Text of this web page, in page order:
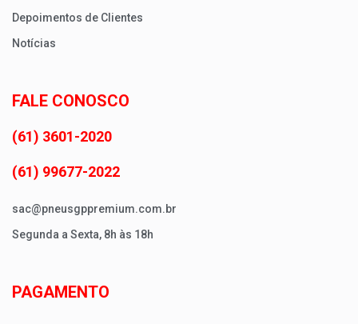
Depoimentos de Clientes
Notícias
FALE CONOSCO
(61) 3601-2020
(61) 99677-2022
sac@pneusgppremium.com.br
Segunda a Sexta, 8h às 18h
PAGAMENTO